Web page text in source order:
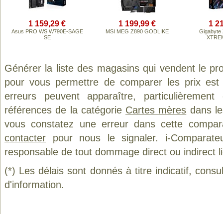
1 159,29 €
Asus PRO WS W790E-SAGE
SE
1 199,99 €
MSI MEG Z890 GODLIKE
1
Gigabyte
Générer la liste des magasins qui vendent le
pour vous permettre de comparer les prix
erreurs peuvent apparaître,
références de la catégorie Cartes mères dans
vous constatez une erreur dans cette
contacter pour nous le signaler. i-
responsable de tout dommage direct ou indirect
(*) Les délais sont donnés à titre indicatif,
d'information.